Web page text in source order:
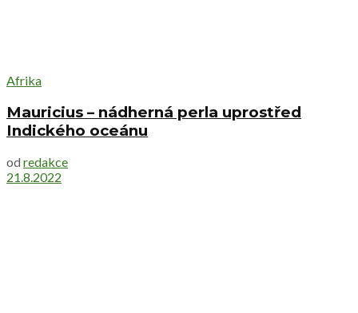
Afrika
Mauricius – nádherná perla uprostřed
Indického oceánu
od redakce
21.8.2022